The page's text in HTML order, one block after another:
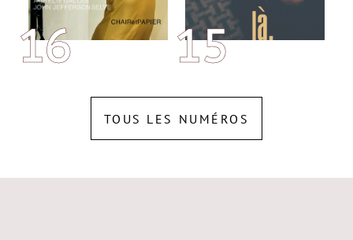
16 15
TOUS LES NUMÉROS